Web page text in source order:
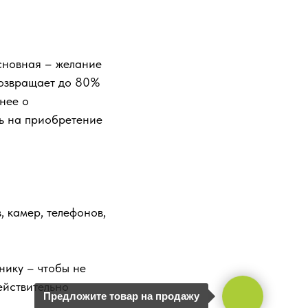
– желание
до 80%
о
на приобретение
камер, телефонов,
– чтобы не
Предложите товар на продажу